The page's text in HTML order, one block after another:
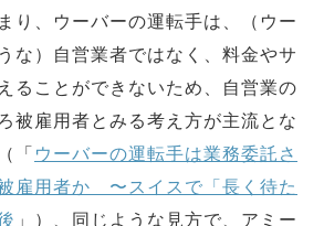
り、ウーバーの運転手は、（ウー
な）自営業者ではなく、料金やサ
ることができないため、自営業の
被雇用者とみる考え方が主流とな
「 ウーバーの運転手は業務委託さ
雇用者か 〜スイスで「長く待た
」）、同じような見方で、アミー